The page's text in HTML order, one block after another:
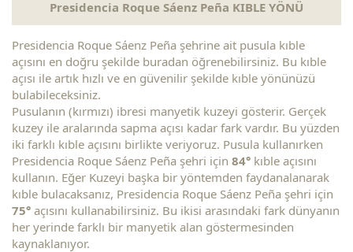
Presidencia Roque Sáenz Peña KIBLE YÖNÜ
Presidencia Roque Sáenz Peña şehrine ait pusula kıble
açısını en doğru şekilde buradan öğrenebilirsiniz. Bu kıble
açısı ile artık hızlı ve en güvenilir şekilde kıble yönünüzü
bulabileceksiniz.
Pusulanın (kırmızı) ibresi manyetik kuzeyi gösterir. Gerçek
kuzey ile aralarında sapma açısı kadar fark vardır. Bu yüzden
iki farklı kıble açısını birlikte veriyoruz. Pusula kullanırken
Presidencia Roque Sáenz Peña şehri için 84° kıble açısını
kullanın. Eğer Kuzeyi başka bir yöntemden faydanalanarak
kıble bulacaksanız, Presidencia Roque Sáenz Peña şehri için
75° açısını kullanabilirsiniz. Bu ikisi arasındaki fark dünyanın
her yerinde farklı bir manyetik alan göstermesinden
kaynaklanıyor.